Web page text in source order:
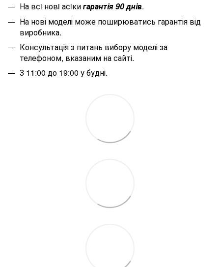
На всi новi асiкигарантiя 90 днiв.
На нові моделі може поширюватись гарантія від
виробника.
Консультація з питань вибору моделі за
телефоном, вказаним на сайті.
З 11:00 до 19:00 у будні.